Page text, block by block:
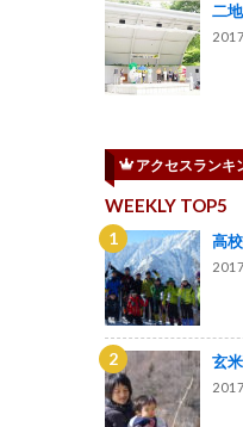
二
アクセスランキ
WEEKLY TOP5
高
玄